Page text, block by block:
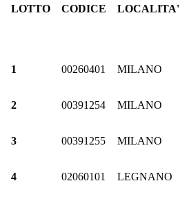
LOTTO CODICE LOCALITA'
1 00260401 MILANO
2 00391254 MILANO
3 00391255 MILANO
4 02060101 LEGNANO